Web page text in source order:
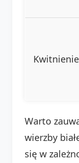
Kwitnienie
Warto
wierzby
się w